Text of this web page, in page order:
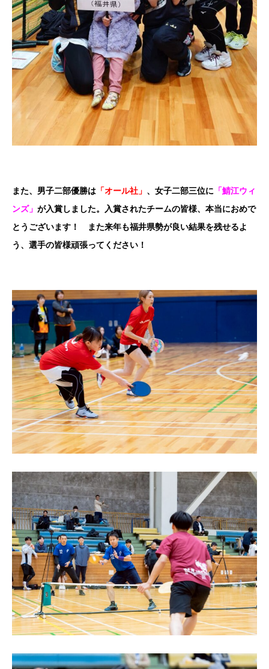
また、男子二部優勝は 「オール社」 、女子二部三位に 「鯖江ウィ
ンズ」 が入賞しました。入賞されたチームの皆様、本当におめで
とうございます！ また来年も福井県勢が良い結果を残せるよ
う、選手の皆様頑張ってください！